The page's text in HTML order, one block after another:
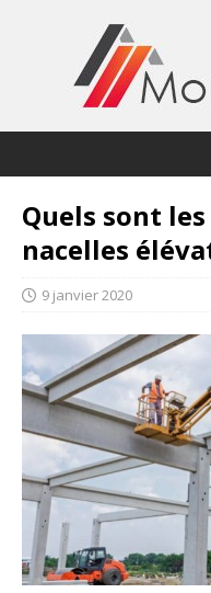
Quels sont
nacelles
9 janvier 2020